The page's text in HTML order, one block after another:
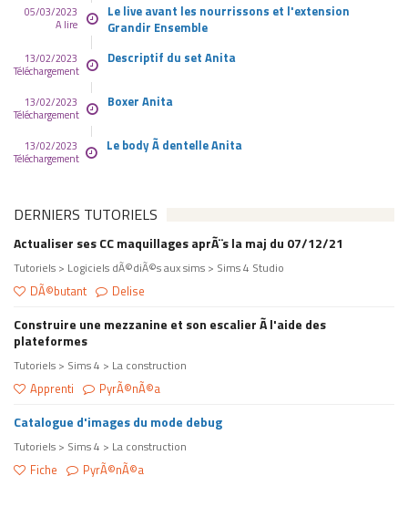
05/03/2023
A lire
Le live avant les nourrissons et l'extension
Grandir Ensemble
13/02/2023
Téléchargement
Descriptif du set Anita
13/02/2023
Téléchargement
Boxer Anita
13/02/2023
Téléchargement
Le body Ã dentelle Anita
DERNIERS TUTORIELS
Actualiser ses CC maquillages aprÃ¨s la maj du 07/12/21
Tutoriels > Logiciels dÃ©diÃ©s aux sims > Sims 4 Studio
DÃ©butant Delise
Construire une mezzanine et son escalier Ã l'aide des
plateformes
Tutoriels > Sims 4 > La construction
Apprenti PyrÃ©nÃ©a
Catalogue d'images du mode debug
Tutoriels > Sims 4 > La construction
Fiche PyrÃ©nÃ©a